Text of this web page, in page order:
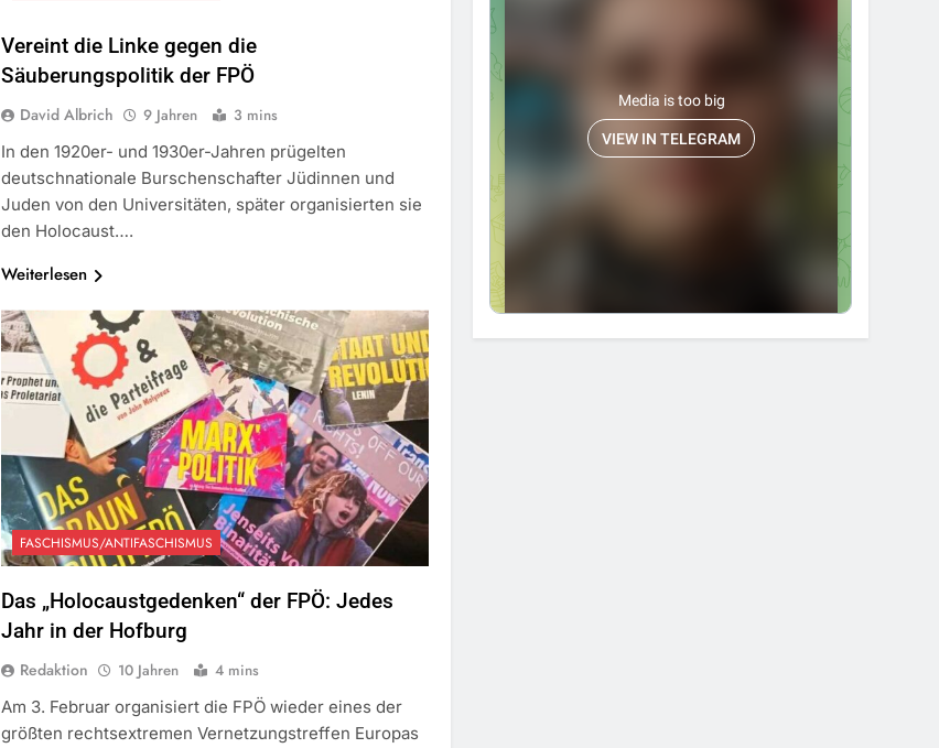
Vereint die Linke gegen die
Säuberungspolitik der FPÖ
David Albrich 9 Jahren
3 mins
In den 1920er- und 1930er-Jahren prügelten
deutschnationale Burschenschafter Jüdinnen und
Juden von den Universitäten, später organisierten sie
den Holocaust….
Weiterlesen
FASCHISMUS/ANTIFASCHISMUS
Das „Holocaustgedenken“ der FPÖ: Jedes
Jahr in der Hofburg
Redaktion 10 Jahren
4 mins
Am 3. Februar organisiert die FPÖ wieder eines der
größten rechtsextremen Vernetzungstreffen Europas